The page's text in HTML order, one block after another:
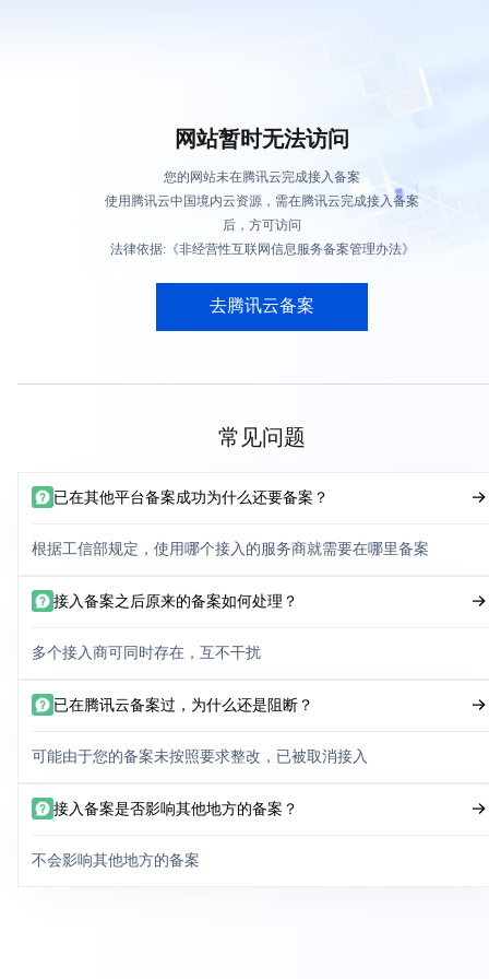
网站暂时无法访问
您的网站未在腾讯云完成接入备案
使用腾讯云中国境内云资源，需在腾讯云完成接入备案
后，方可访问
法律依据:《非经营性互联网信息服务备案管理办法》
去腾讯云备案
常见问题
已在其他平台备案成功为什么还要备案？
根据工信部规定，使用哪个接入的服务商就需要在哪里备案
接入备案之后原来的备案如何处理？
多个接入商可同时存在，互不干扰
已在腾讯云备案过，为什么还是阻断？
可能由于您的备案未按照要求整改，已被取消接入
接入备案是否影响其他地方的备案？
不会影响其他地方的备案